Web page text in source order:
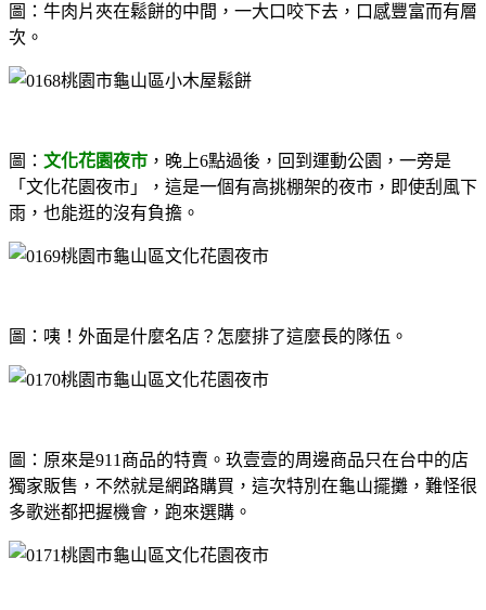
圖：牛肉片夾在鬆餅的中間，一大口咬下去，口感豐富而有層
次。
圖： 文化花園夜市 ，晚上6點過後，回到運動公園，一旁是
「文化花園夜市」，這是一個有高挑棚架的夜市，即使刮風下
雨，也能逛的沒有負擔。
圖：咦！外面是什麼名店？怎麼排了這麼長的隊伍。
圖：原來是911商品的特賣。玖壹壹的周邊商品只在台中的店
獨家販售，不然就是網路購買，這次特別在龜山擺攤，難怪很
多歌迷都把握機會，跑來選購。